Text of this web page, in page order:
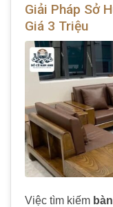
Giải Pháp Sở
Giá 3 Triệu
Việc tìm kiếm